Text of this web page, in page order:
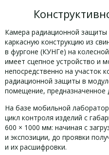
Камера радиационной защиты
каркасную конструкцию из
в фургоне (КУНГе) на
имеет сцепное устройство и
непосредственно на участок
радиационной защиты в
помещение, предназначенное
На базе мобильной
цикл контроля изделий с
600 × 1000 мм: начиная с
и экспозиции, до проявки
и их расшифровки.